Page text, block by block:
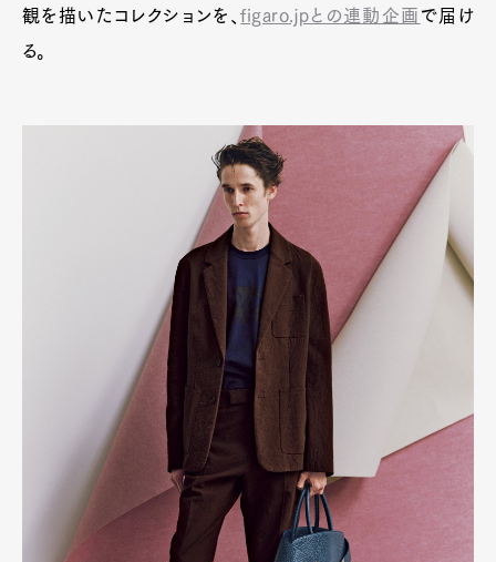
観を描いたコレクションを、figaro.jpとの連動企画 で届け
る。